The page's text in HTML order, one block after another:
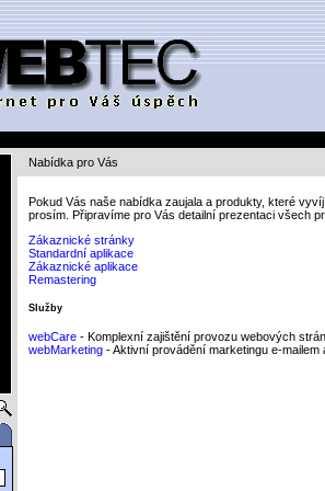
Nabídka pro Vás
Pokud Vás naše nabídka zaujala a produkty, které
prosím. Připravíme pro Vás detailní prezentaci všech
Zákaznické stránky
Standardní aplikace
Zákaznické aplikace
Remastering
Služby
webCare - Komplexní zajištění provozu webových
webMarketing - Aktivní provádění marketingu e-mailem